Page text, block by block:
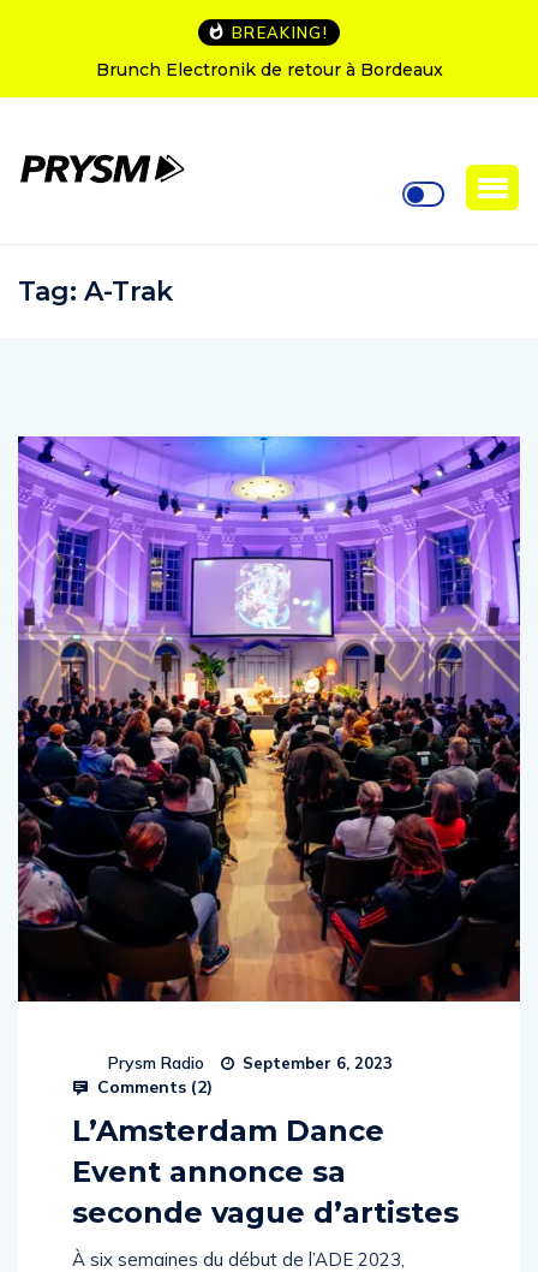
BREAKING!
L’Amnesia Ibiza fête ses 50 ans : le programme des
soirées d’ouverture
Tag: A-Trak
Prysm Radio September 6, 2023
Comments (2)
L’Amsterdam Dance
Event annonce sa
seconde vague d’artistes
À six semaines du début de l’ADE 2023,